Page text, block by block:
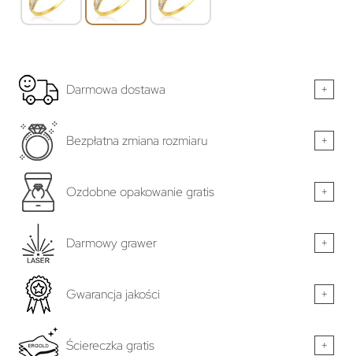
Darmowa dostawa +
Bezpłatna zmiana rozmiaru +
Ozdobne opakowanie gratis +
Darmowy grawer +
Gwarancja jakości +
Ściereczka gratis +